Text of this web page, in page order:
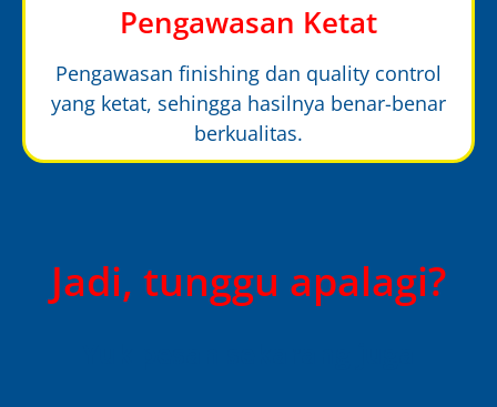
Pengawasan Ketat
Pengawasan finishing dan quality control
yang ketat, sehingga hasilnya benar-benar
berkualitas.
Jadi, tunggu apalagi?